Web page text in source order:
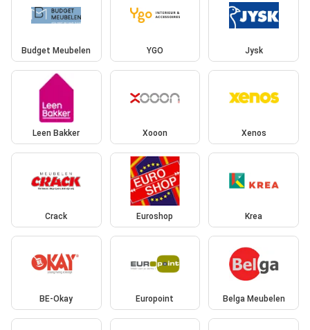
Budget Meubelen YGO Jysk
Leen Bakker Xooon Xenos
Crack Euroshop Krea
BE-Okay Europoint Belga Meubelen